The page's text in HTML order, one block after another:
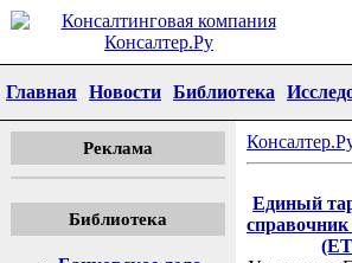
Главная Новости Библиотека
Реклама
Библиотека
Единый
справочник